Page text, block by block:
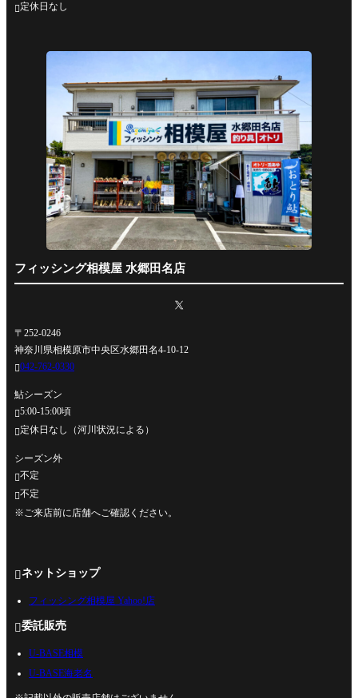
定休日なし
フィッシング相模屋 水郷田名店
〒252-0246
神奈川県相模原市中央区水郷田名4-10-12
042-762-0330
鮎シーズン
5:00-15:00頃
定休日なし（河川状況による）
シーズン外
不定
不定
※ご来店前に店舗へご確認ください。
ネットショップ
フィッシング相模屋 Yahoo!店
委託販売
U-BASE相模
U-BASE海老名